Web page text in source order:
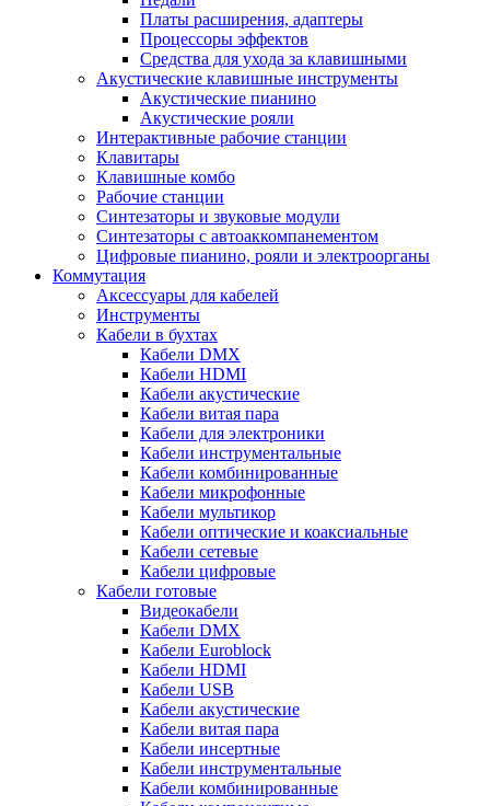
Платы расширения, адаптеры
Процессоры эффектов
Средства для ухода за клавишными
Акустические клавишные инструменты
Акустические пианино
Акустические рояли
Интерактивные рабочие станции
Клавитары
Клавишные комбо
Рабочие станции
Синтезаторы и звуковые модули
Синтезаторы с автоаккомпанементом
Цифровые пианино, рояли и электроорганы
Коммутация
Аксессуары для кабелей
Инструменты
Кабели в бухтах
Кабели DMX
Кабели HDMI
Кабели акустические
Кабели витая пара
Кабели для электроники
Кабели инструментальные
Кабели комбинированные
Кабели микрофонные
Кабели мультикор
Кабели оптические и коаксиальные
Кабели сетевые
Кабели цифровые
Кабели готовые
Видеокабели
Кабели DMX
Кабели Euroblock
Кабели HDMI
Кабели USB
Кабели акустические
Кабели витая пара
Кабели инсертные
Кабели инструментальные
Кабели комбинированные